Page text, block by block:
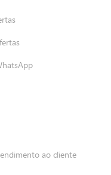
ao cliente